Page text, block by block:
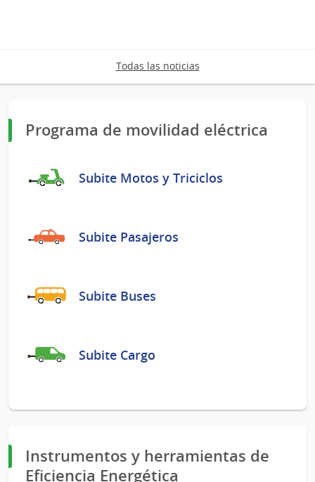
Todas las noticias
Programa de movilidad eléctrica
Subite Motos y Triciclos
Subite Pasajeros
Subite Buses
Subite Cargo
Instrumentos y herramientas de
Eficiencia Energética